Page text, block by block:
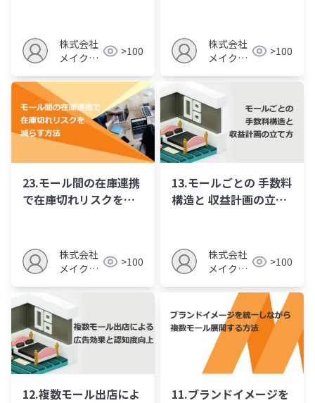
株式会社
メイクア
>100
株式会社
メイクア
>100
23.モール間の在庫連携
で在庫切れリスクを減
株式会社
メイクア
>100
13.モールごとの 手数料
構造と 収益計画の立て
株式会社
メイクア
>100
12.複数モール出店によ
11.ブランドイメージを